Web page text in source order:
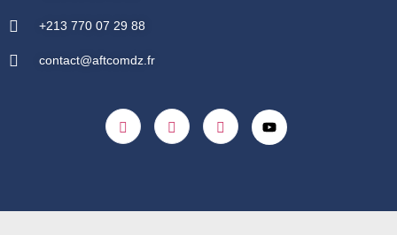
+213 770 07 29 88
contact@aftcomdz.fr